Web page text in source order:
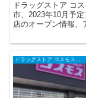
ドラッグストア コ
市、2023年10月予
店のオープン情報、
ドラッグストア コスモスの開店・オープンセール・閉店、チラシ、キャンペーンなど（2025年）